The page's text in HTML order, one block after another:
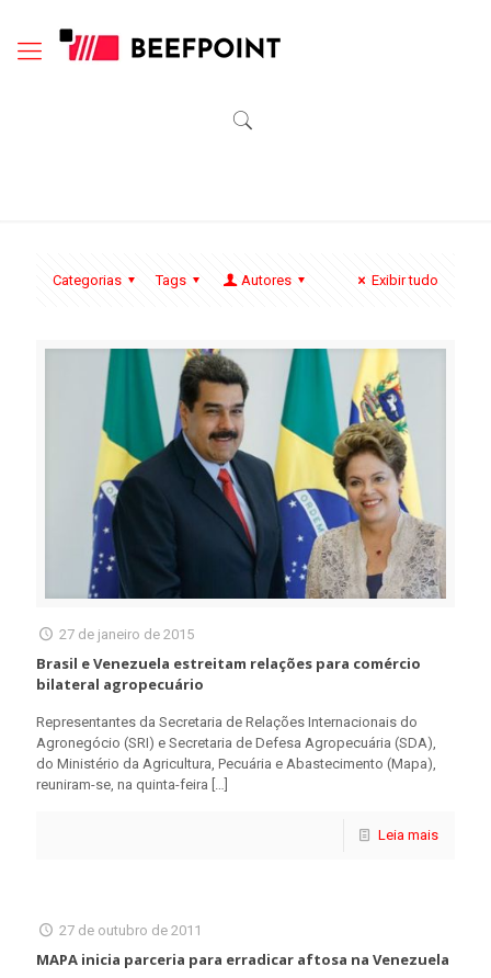
Categorias Tags Autores Exibir tudo
27 de janeiro de 2015
Brasil e Venezuela estreitam relações para comércio
bilateral agropecuário
Representantes da Secretaria de Relações Internacionais do
Agronegócio (SRI) e Secretaria de Defesa Agropecuária (SDA),
do Ministério da Agricultura, Pecuária e Abastecimento (Mapa),
reuniram-se, na quinta-feira […]
Leia mais
27 de outubro de 2011
MAPA inicia parceria para erradicar aftosa na Venezuela